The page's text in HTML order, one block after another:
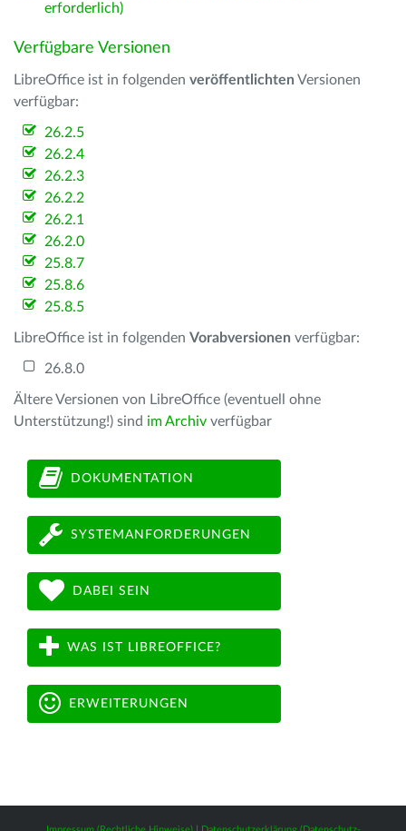
erforderlich)
Verfügbare Versionen
LibreOffice ist in folgenden veröffentlichten Versionen
verfügbar:
26.2.5
26.2.4
26.2.3
26.2.2
26.2.1
26.2.0
25.8.7
25.8.6
25.8.5
LibreOffice ist in folgenden Vorabversionen verfügbar:
26.8.0
Ältere Versionen von LibreOffice (eventuell ohne
Unterstützung!) sind im Archiv verfügbar
DOKUMENTATION
SYSTEMANFORDERUNGEN
DABEI SEIN
WAS IST LIBREOFFICE?
ERWEITERUNGEN